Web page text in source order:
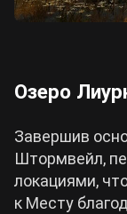
Озеро
Завершив
Штормвейл,
локациями,
к Месту